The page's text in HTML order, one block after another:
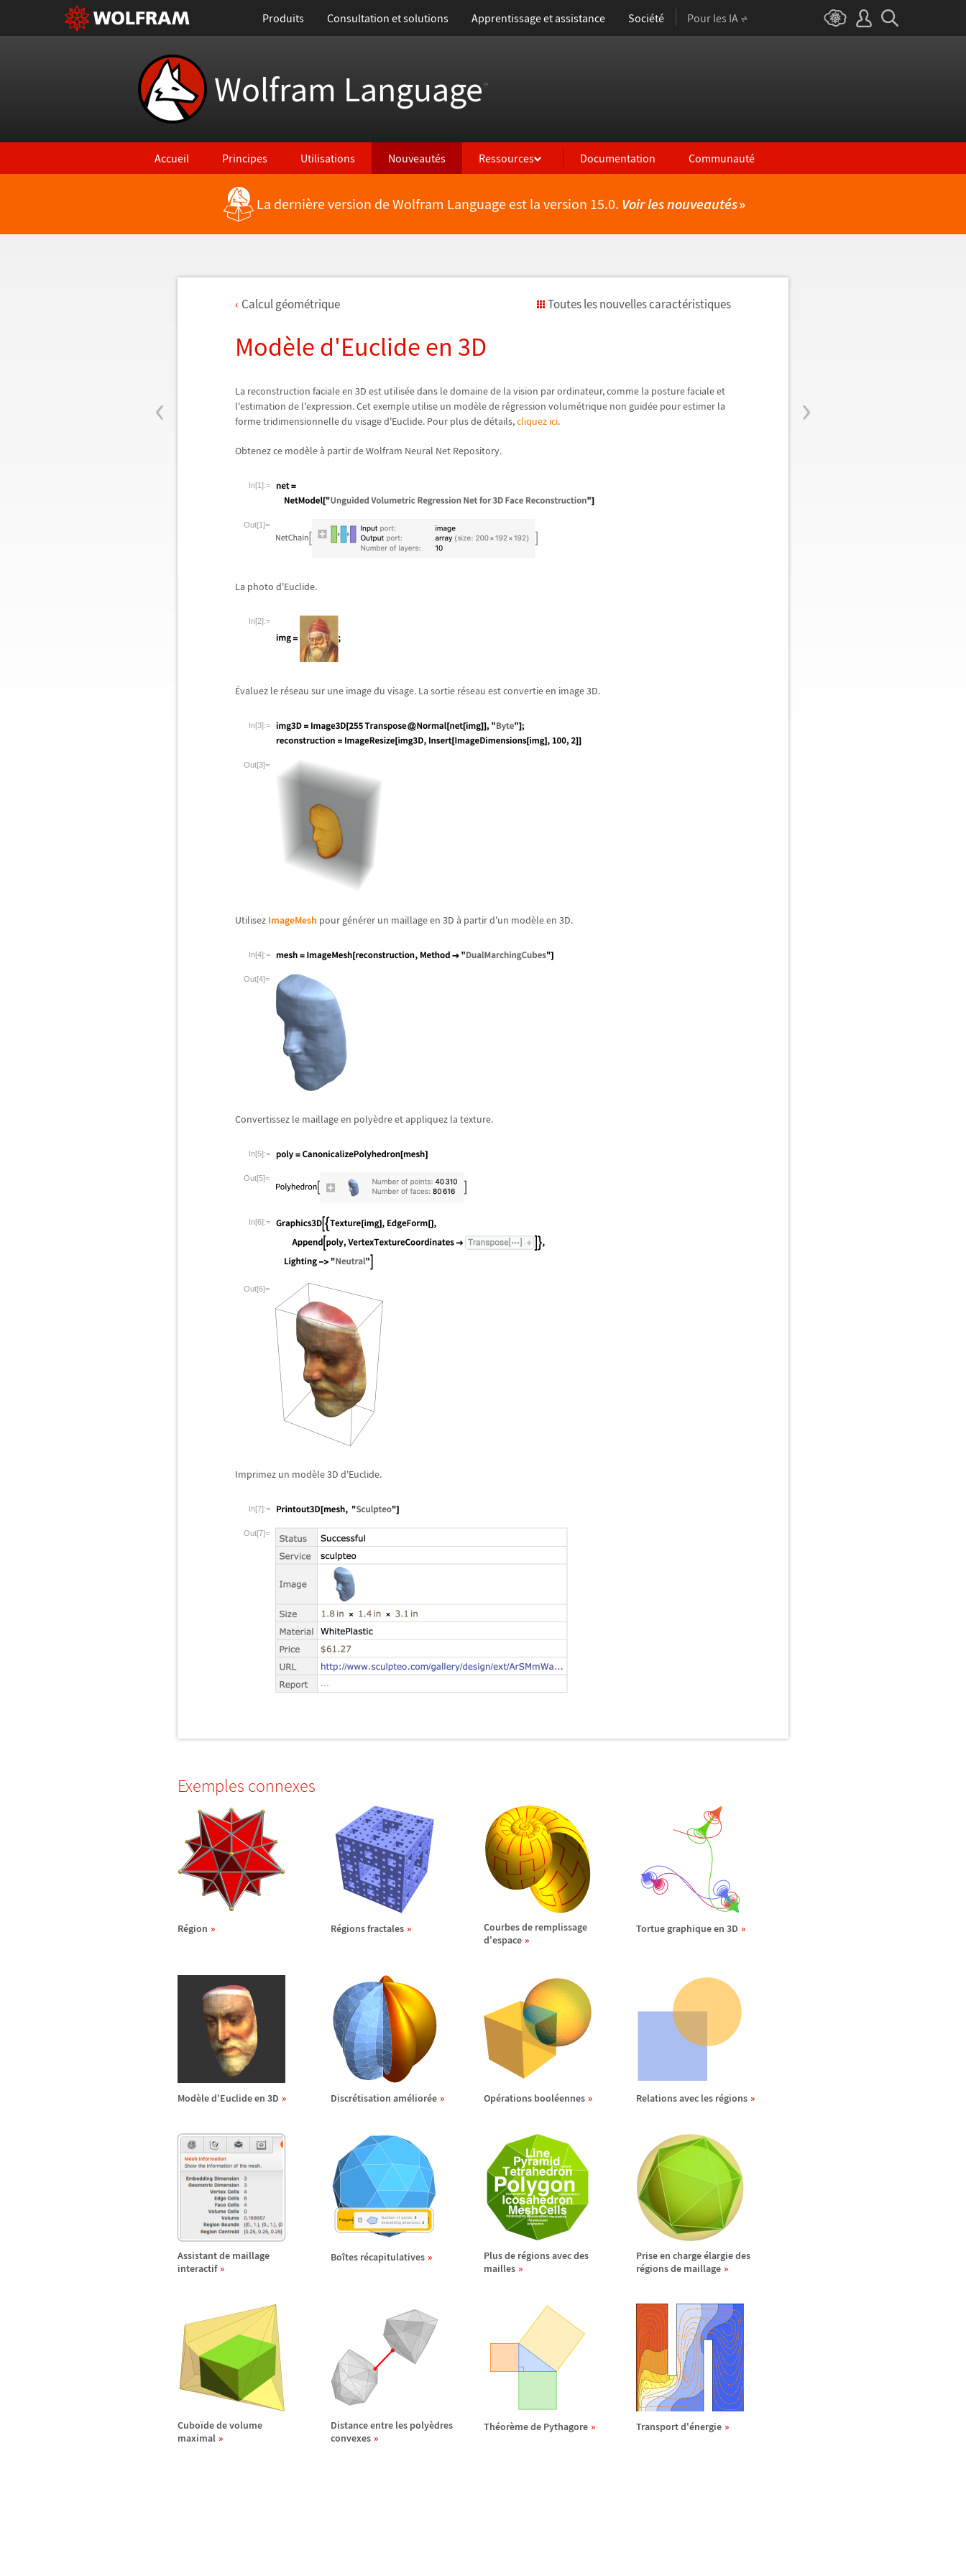
Produits Consultation et solutions Apprentissage et assistance Société Pour les IA
Wolfram Language™
Accueil Principes Utilisations Nouveautés Ressources Documentation Communauté
La dernière version de Wolfram Language est la version 15.0. Voir les nouveautés»
‹ ›
Calcul géométrique Toutes les nouvelles caractéristiques
Modèle d'Euclide en 3D
La reconstruction faciale en 3D est utilisée dans le domaine de la vision par ordinateur, comme la posture faciale et
l'estimation de l'expression. Cet exemple utilise un modèle de régression volumétrique non guidée pour estimer la
forme tridimensionnelle du visage d'Euclide. Pour plus de détails,cliquez ici.
Obtenez ce modèleà partir de Wolfram Neural Net Repository.
In[1]:=
Out[1]=
La photo d'Euclide.
In[2]:=
Évaluez le réseau sur une image du visage. La sortie réseau est convertie en image 3D.
In[3]:=
Out[3]=
Utilisez ImageMesh pour générer un maillage en 3D à partir d'un modèle en 3D.
In[4]:=
Out[4]=
Convertissez le maillage en polyèdre et appliquez la texture.
In[5]:=
Out[5]=
In[6]:=
Out[6]=
Imprimez un modèle 3D d'Euclide.
In[7]:=
Out[7]=
Exemples connexes
Région Régions fractales
Courbes de remplissage
d'espace
Tortue graphique en 3D
Modèle d'Euclide en 3D Discrétisation améliorée Opérations booléennes Relations avec les régions
Assistant de maillage
interactif
Boîtes récapitulatives Plus de régions avec des
mailles
Prise en chargeélargie des
régions de maillage
Cuboïde de volume
maximal
Distance entre les polyèdres
convexes
Théorème de Pythagore Transport d'énergie